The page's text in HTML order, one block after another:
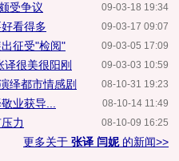
09-03-18 19:34
受争议
09-03-17 09:07
看得多
09-03-05 17:09
出征受"检阅"
09-03-03 10:59
很美很阳刚
08-10-31 19:23
绎都市情感剧
08-10-14 11:49
业获导...
08-10-09 16:25
力
更多关于 张译 闫妮的新闻>>